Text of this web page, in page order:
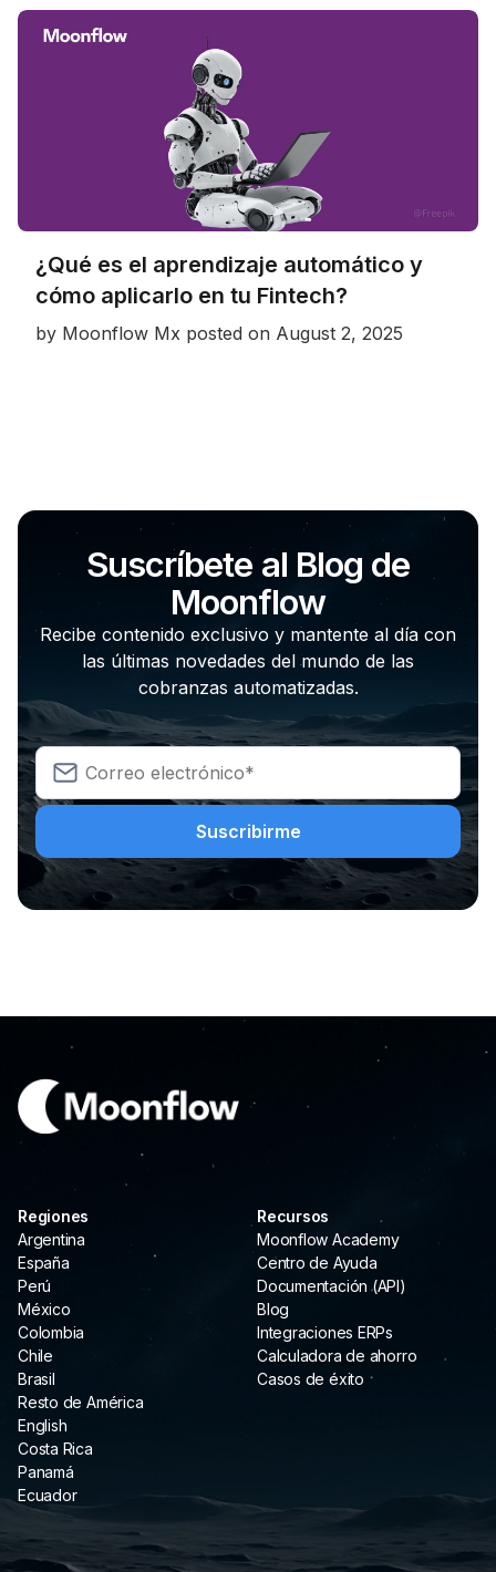
¿Qué es el aprendizaje automático y
cómo aplicarlo en tu Fintech?
by Moonflow Mx posted on August 2, 2025
Suscríbete al Blog de
Moonflow
Recibe contenido exclusivo y mantente al día con
las últimas novedades del mundo de las
cobranzas automatizadas.
Regiones
Argentina
España
Perú
México
Colombia
Chile
Brasil
Resto de América
English
Costa Rica
Panamá
Ecuador
Recursos
Moonflow Academy
Centro de Ayuda
Documentación (API)
Blog
Integraciones ERPs
Calculadora de ahorro
Casos de éxito